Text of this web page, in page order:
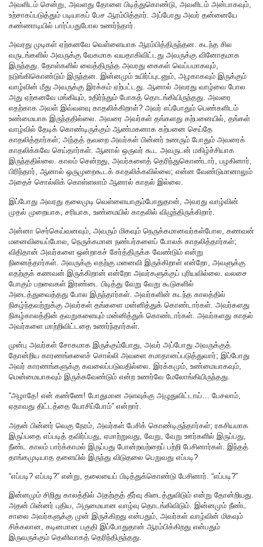
அவளிடம் சென்று, அவளது தோளை பிடித்துகொண்டு, அவளிடம் அன்பாகவும்,
உற்சாகப்படுத்தும் படியாகப் பேச ஆரம்பித்தார். அப்போது அவர் தன்னையே
கண்ணாடியில் பார்ப்பதுபோல உணர்ந்தார்.
அவரது முடிகள் ஏற்கனவே வெள்ளையாக ஆரம்பித்திருந்தன. கடந்த சில
வருடங்களில் அவருக்கு வேகமாக வயதாகிவிட்டது அவருக்கு வினோதமாக
இருந்தது. தோள்களில் வைத்திருந்த அவரது கைகள் வெப்பமாகவும்,
நடுங்கிகொண்டும் இருந்தன. இன்னமும் உயிர்ப்புடனும், அழகாகவும் இருக்கும்
வாழ்வின் மீது அவருக்கு இரக்கம் ஏற்பட்டது. ஆனால் அவரது வாழ்வை போல
அது ஏற்கனவே மங்கியும், உதிர்ந்தும் போகத் தொடங்கியிருந்தது. அவரை
எதற்காக அவள் இவ்வளவு காதலிக்கிறாள்? அவர் எப்போதும் பெண்களிடம்
உண்மையாக இருந்ததில்லை. அவரை அவர்கள் தங்களது கற்பனையில், தங்கள்
வாழ்வில் தேடிக் கொண்டிருக்கும் ஆண்மகனாக கற்பனை செய்தே
காதலித்தார்கள்; அந்தத் தவறை அவர்கள் பின்னர் உணரும் போதும் அவரைக்
காதலிக்கவே செய்தார்கள். ஆனால் ஒருவர் கூட அவருடன் மகிழ்ச்சியாக
இருந்ததில்லை. காலம் சென்றது, அவர்களைத் தெரிந்துகொண்டார், பழகினார்,
பிரிந்தார், ஆனால் ஒருமுறைகூடக் காதலிக்கவில்லை; என்ன வேண்டுமானாலும்
அதைச் சொல்லிக் கொள்ளலாம் ஆனால் காதல் இல்லை.
இப்போது அவரது தலைமுடி வெள்ளையாகும்போதுதான், அவரது வாழ்வின்
முதல் முறையாக, சரியாக, உண்மையில் காதலில் விழுந்திருக்கிறார்.
அன்னா செர்கெய்வனவும், அவரும் மிகவும் நெருக்கமானவர்கள்போல, கணவன்
மனைவியைப்போல, நெருக்கமான நண்பர்களைப் போலக் காதலித்தார்கள்;
விதிதான் அவர்களை ஒன்றாகச் சேர்த்திருக்க வேண்டும் என்று
நினைத்தார்கள். அவருக்கு எதற்கு மனைவி இருக்கிறாள் என்றோ, அவளுக்கு
எதற்குக் கணவன் இருக்கிறான் என்றோ அவர்களுக்குப் புரியவில்லை. வலசை
போகும் பறவைகள் இரண்டை பிடித்து வேறு வேறு கூடுகளில்
அடைத்துவைத்தது போல இருந்தார்கள். அவர்களின் கடந்த காலத்தில்
நிகழ்ந்தவற்றுக்கு அவர்கள் தங்களை மன்னித்துக் கொண்டார்கள். அவர்களது
நிகழ்காலத்தின் தவறுகளையும் மன்னித்துக் கொண்டார்கள். அவர்களது காதல்
அவர்களை மாற்றிவிட்டதை உணர்ந்தார்கள்.
முன்பு அவர்கள் சோகமாக இருக்கும்போது, அவர் அப்போது அவருக்குத்
தோன்றிய காரணங்களைச் சொல்லி அவளை சமாதானப்படுத்துவார்; இப்போது
அவர் காரணங்களுக்கு கவலைப்படுவதில்லை. இரக்கமும், உண்மையாகவும்,
மென்மையாகவும் இருக்கவேண்டும் என்ற உணர்வே மேலோங்கியிருந்தது.
“அழாதே! என் கண்ணே! போதுமான அளவுக்கு அழுதுவிட்டாய்… பேசலாம்,
ஏதாவது திட்டத்தை யோசிப்போம்” என்றார்.
அதன் பின்னர் வெகு நேரம், அவர்கள் பேசிக் கொண்டிருந்தார்கள்; ரகசியமாக
இருப்பதை எப்படித் தவிர்ப்பது, ஏமாற்றுவது, வேறு, வேறு ஊர்களில் இருப்பது,
நீண்ட காலம் பார்க்காமல் இருப்பது போன்றவற்றைப் பற்றி பேசினார்கள். இந்தத்
தாங்கமுடியாத தளையில் இருந்து விடுதலை பெறுவது எப்படி?
“எப்படி? எப்படி?” என்று, தலையைப் பிடித்துக்கொண்டு பேசினார். “எப்படி?”
இன்னமும் சிறிது காலத்தில் அதற்குத் தீர்வு கிடைத்துவிடும் என்று தோன்றியது.
அதன் பின்னர் புதிய, அருமையான வாழ்வு தொடங்கிவிடும். இன்னமும் நீண்ட
சாலை அவர்களுக்கு முன் இருக்கிறது என்பதும், அவர்கள் வாழ்வின் மிகவும்
சிக்கலான, கடினமான பகுதி இப்போதுதான் ஆரம்பிக்கிறது என்பதும்
இருவருக்கும் தெளிவாகத் தெரிந்திருந்தது.